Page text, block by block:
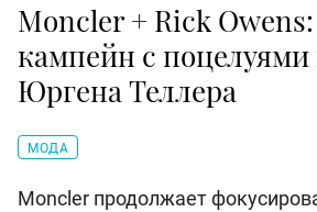
Moncler + Rick
кампейн с
Юргена Теллера
МОДА
Moncler продолжает